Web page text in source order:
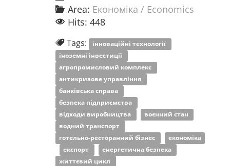
Area: Економіка / Economics
Hits: 448
Tags: інноваційні технології
іноземні інвестиції
агропромисловий комплекс
антикризове управління
банківська справа
безпека підприємства
відходи виробництва
воєнний стан
водний транспорт
готельно-ресторанний бізнес
економіка
експорт
енергетична безпека
життєвий цикл